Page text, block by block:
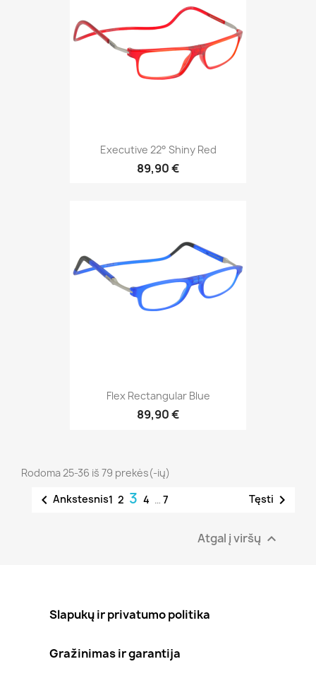
Executive 22° Shiny Red
89,90 €
Flex Rectangular Blue
89,90 €
Rodoma 25-36 iš 79 prekės(-ių)
 Ankstesnis1 2 3 4 … 7 Tęsti 
Atgal į viršų 
Slapukų ir privatumo politika
Gražinimas ir garantija